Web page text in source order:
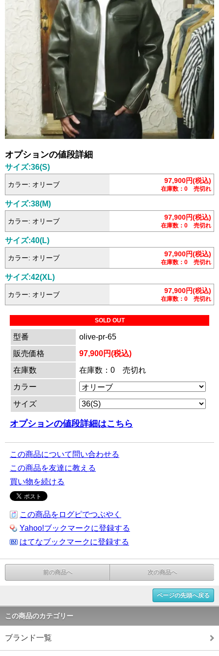
オプションの値段詳細
サイズ:36(S)
カラー: オリーブ 97,900円(税込)
在庫数：0 売切れ
サイズ:38(M)
カラー: オリーブ 97,900円(税込)
在庫数：0 売切れ
サイズ:40(L)
カラー: オリーブ 97,900円(税込)
在庫数：0 売切れ
サイズ:42(XL)
カラー: オリーブ 97,900円(税込)
在庫数：0 売切れ
SOLD OUT
型番
olive-pr-65
販売価格
97,900円(税込)
在庫数
在庫数：0 売切れ
カラー
サイズ
オプションの値段詳細はこちら
この商品について問い合わせる
この商品を友達に教える
買い物を続ける
この商品をログピでつぶやく
Yahoo!ブックマークに登録する
はてなブックマークに登録する
前の商品へ 次の商品へ
ページの先頭へ戻る
この商品のカテゴリー
ブランド一覧